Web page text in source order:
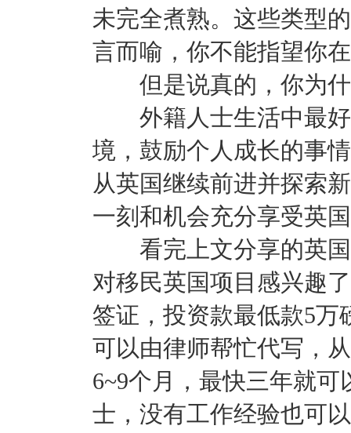
未完全煮熟。这些类型
言而喻，你不能指望你
但是说真的，你为什
外籍人士生活中最好
境，鼓励个人成长的事
从英国继续前进并探索
一刻和机会充分享受英
看完上文分享的英国
对移民英国项目感兴趣
签证，投资款最低款5
可以由律师帮忙代写，
6~9个月，最快三年就
士，没有工作经验也可